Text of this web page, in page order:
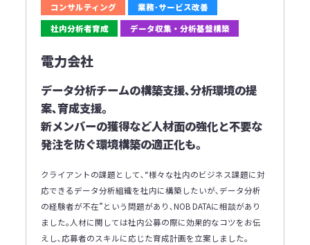
コンサルティング
業務･サービス改善
社内分析者育成
データ収集・分析基盤構築
電力会社
データ分析チームの構築支援､分析環境の提
案､育成支援｡
新メンバーの獲得など人材面の強化と不要な
発注を防ぐ環境構築の適正化も｡
クライアントの課題として､“様々な社内のビジネス課題に対
応できるデータ分析組織を社内に構築したいが､データ分析
の経験者が不在”という問題があり､NOB DATAに相談があり
ました｡人材に関しては社内公募の際に効果的なコツをお伝
えし､応募者のスキルに応じた育成計画を立案しました｡